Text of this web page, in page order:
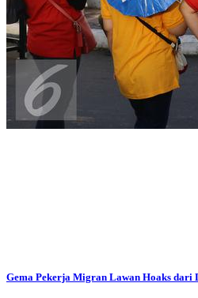
Gema Pekerja Migran Lawan Hoaks dari